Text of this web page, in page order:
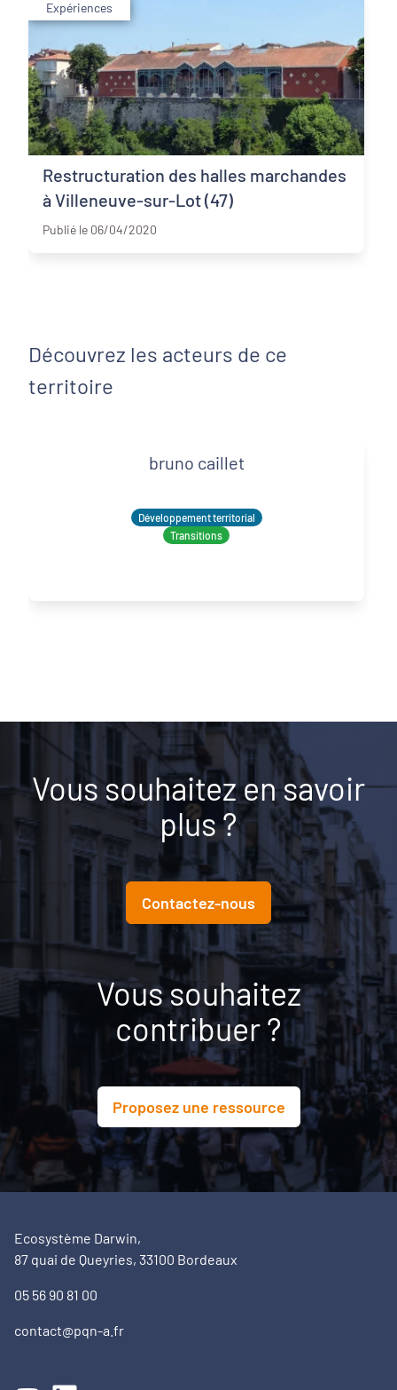
Expériences
Restructuration des halles marchandes
à Villeneuve-sur-Lot (47)
Publié le 06/04/2020
Découvrez les acteurs de ce
territoire
bruno caillet
Développement territorial
Transitions
Vous souhaitez en savoir
plus ?
Contactez-nous
Vous souhaitez
contribuer ?
Proposez une ressource
Ecosystème Darwin,
87 quai de Queyries, 33100 Bordeaux
05 56 90 81 00
contact@pqn-a.fr